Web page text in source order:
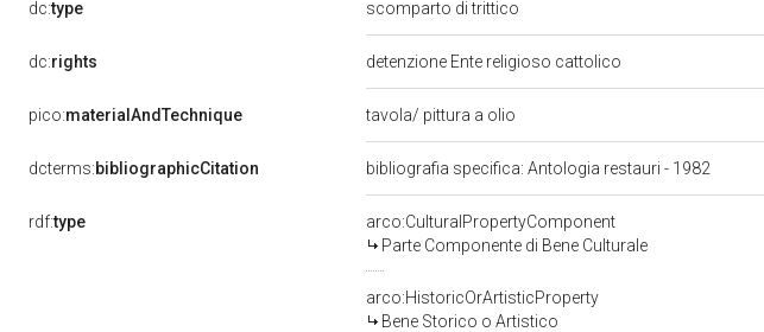
dc:type scomparto di trittico
dc:rights detenzione Ente religioso cattolico
pico:materialAndTechnique tavola/ pittura a olio
dcterms:bibliographicCitation bibliografia specifica: Antologia restauri - 1982
rdf:type
arco:CulturalPropertyComponent
Parte Componente di Bene Culturale
arco:HistoricOrArtisticProperty
Bene Storico o Artistico